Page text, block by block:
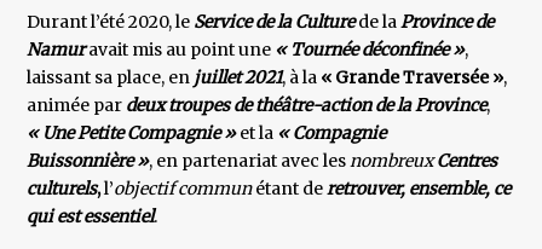
Durant l’été 2020, le Service de la Culturede laProvince de
Namuravait mis au point une « Tournée déconfinée »,
laissant sa place, en juillet 2021, à la « Grande Traversée »,
animée par deux troupes de théâtre-action de la Province,
« Une Petite Compagnie »et la « Compagnie
Buissonnière », en partenariat avec lesnombreuxCentres
culturels,l’objectif communétant deretrouver, ensemble, ce
qui est essentiel.